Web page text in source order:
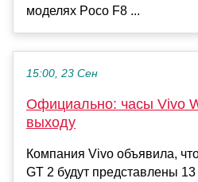
моделях Poco F8 ...
15:00, 23 Сен
Официально: часы Vivo
выходу
Компания Vivo объявила,
GT 2 будут представлены